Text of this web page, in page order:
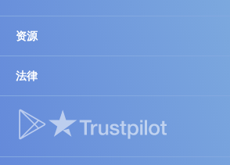
资源
代理检测
FAQ
博客
合作伙伴与折扣
推荐设备
法律
Cookie设置
信任与法律